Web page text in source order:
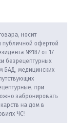
носит
публичной офертой
№187 от 17
безрецептурных
БАД, медицинских
при
забронировать
на дом в
ЧС!